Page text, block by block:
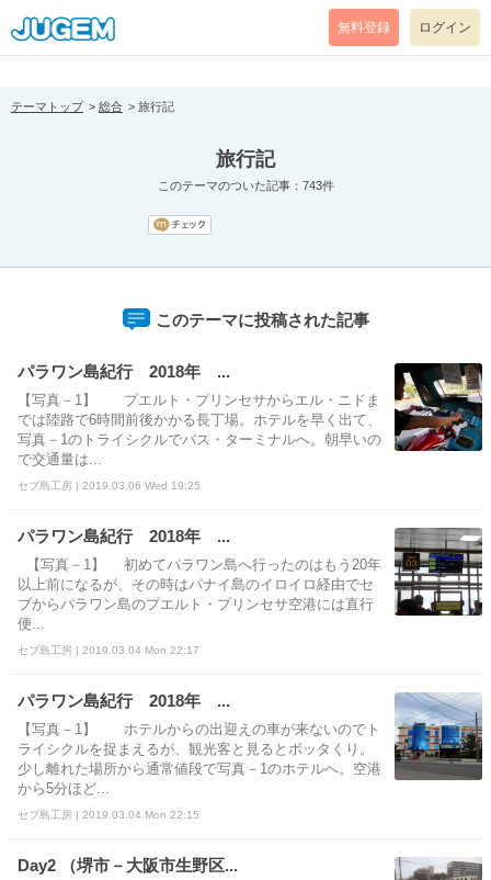
[pear_error: message="Success" code=0 mode=return level=notice
prefix="" info=""]
無料登録 ログイン
テーマトップ 総合 旅行記
旅行記
このテーマのついた記事：743件
このテーマに投稿された記事
パラワン島紀行 2018年 ...
【写真－1】 プエルト・プリンセサからエル・ニドま
では陸路で6時間前後かかる長丁場。ホテルを早く出て、
写真－1のトライシクルでバス・ターミナルへ。朝早いの
で交通量は...
セブ島工房 | 2019.03.06 Wed 19:25
パラワン島紀行 2018年 ...
【写真－1】 初めてパラワン島へ行ったのはもう20年
以上前になるが、その時はパナイ島のイロイロ経由でセ
ブからパラワン島のプエルト・プリンセサ空港には直行
便...
セブ島工房 | 2019.03.04 Mon 22:17
パラワン島紀行 2018年 ...
【写真－1】 ホテルからの出迎えの車が来ないのでト
ライシクルを捉まえるが、観光客と見るとボッタくり。
少し離れた場所から通常値段で写真－1のホテルへ。空港
から5分ほど...
セブ島工房 | 2019.03.04 Mon 22:15
Day2 （堺市－大阪市生野区...